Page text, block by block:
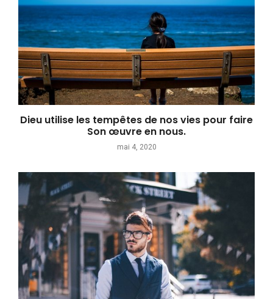
Dieu utilise les tempêtes de nos vies pour faire
Son œuvre en nous.
mai 4, 2020